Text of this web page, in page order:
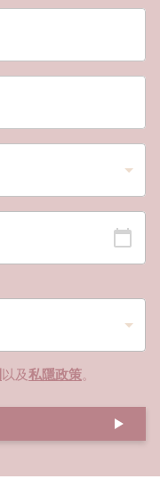
以及私隱政策。